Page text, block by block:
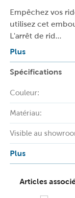
Empêchez vos
utilisez cet
L'arrêt de rid…
Plus
Spécifications
Couleur:
Matériau:
Visible au
Plus
Articles